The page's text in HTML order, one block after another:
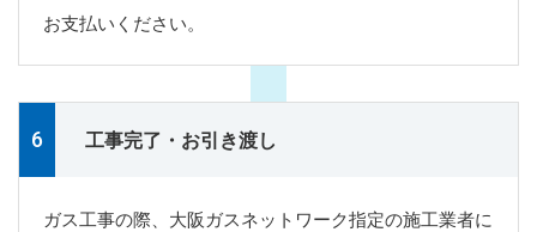
お支払いください。
工事完了・お引き渡し
ガス工事の際、大阪ガスネットワーク指定の施工業者に